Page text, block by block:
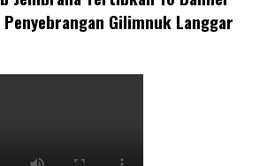
Gilimnuk Langgar